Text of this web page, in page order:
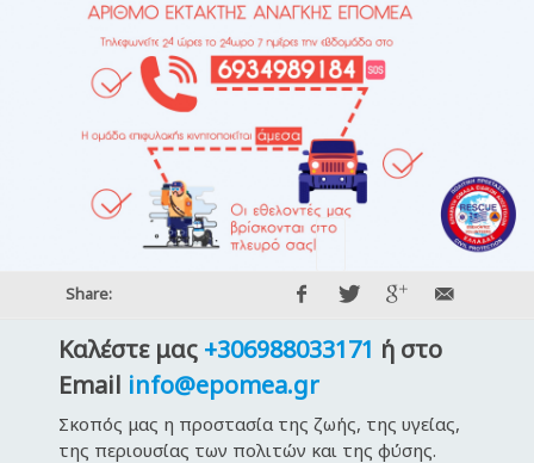
Share:
Καλέστε μας +306988033171 ή στο
Email info@epomea.gr
Σκοπός μας η προστασία της ζωής, της υγείας,
της περιουσίας των πολιτών και της φύσης.